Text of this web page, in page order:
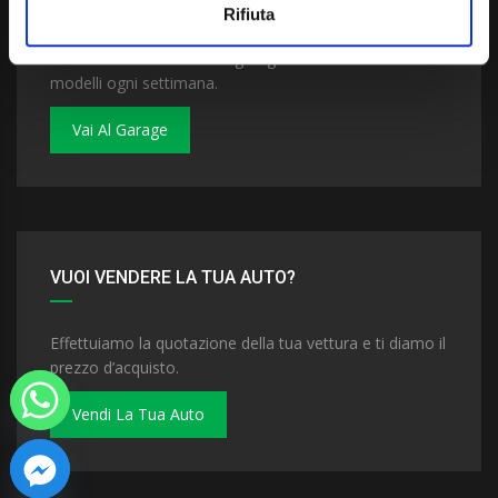
Rifiuta
Dai un'occhiata al nostro garage. Troverai nuovi
modelli ogni settimana.
Vai Al Garage
VUOI VENDERE LA TUA AUTO?
Effettuiamo la quotazione della tua vettura e ti diamo il
prezzo d’acquisto.
Vendi La Tua Auto